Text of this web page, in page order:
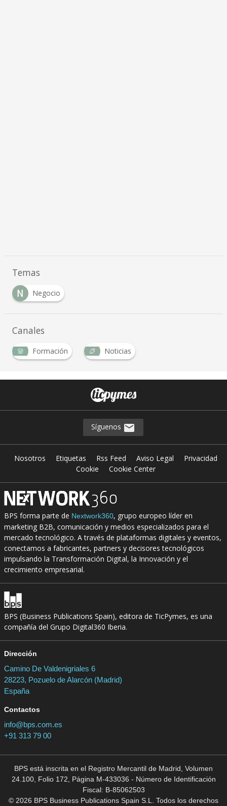
Temas
N
Negocio
Canales
Formación Noticias
Síguenos
Nosotros Etiquetas Rss Feed Aviso Legal
Privacidad
Cookie
Cookie Center
BPS forma parte de Nextwork360, grupo europeo líder en
marketing B2B, comunicación y medios especializados para el
mercado tecnológico. A través de plataformas digitales y eventos,
conectamos a fabricantes, partners y decisores tecnológicos
impulsando la Transformación Digital, la Innovación y el
crecimiento empresarial.
BPS (Business Publications Spain), editora de TicPymes, es una
compañía del Grupo Digital360 Iberia.
Dirección
Camino De Valdenigriales 6
28223, Pozuelo de Alarcón (Madrid)
España
Contactos
info@bps.com.es
+91 313 79 00
BPS está inscrita en el Registro Mercantil de Madrid, Volumen
24.100, Folio 172, Página M-433036 - Número de Identificación
Fiscal: B-85062503
© 2026 BPS Business Publications Spain S.L. Todos los derechos